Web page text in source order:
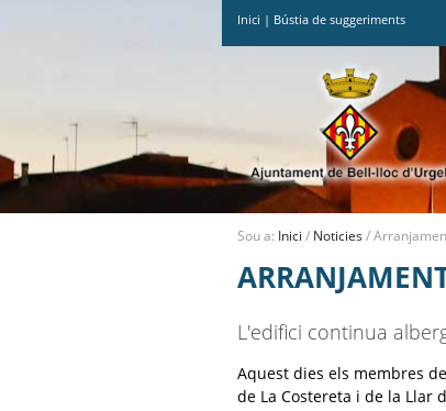
Inici | Bústia de suggeriments
Sou a: Inici / Noticies/
L'edifici continua
Aquest dies els membres
de La Costereta i de la Llar